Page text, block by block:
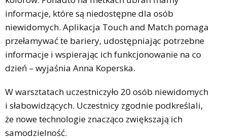
informacje, które są niedostępne dla osób
niewidomych. Aplikacja Touch and Match pomaga
przełamywać te bariery, udostępniając potrzebne
informacje i wspierając ich funkcjonowanie na co
dzień – wyjaśnia Anna Koperska.
W warsztatach uczestniczyło 20 osób niewidomych
i słabowidzących. Uczestnicy zgodnie podkreślali,
że nowe technologie znacząco zwiększają ich
samodzielność.